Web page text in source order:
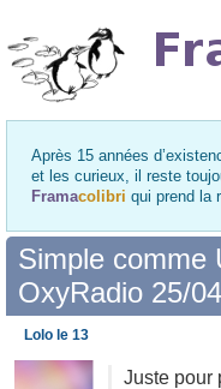
Après 15 années
et les curieux, il reste
Framacolibri qui prend la
Simple comme
OxyRadio 25/
Juste pour
Lolo le 13